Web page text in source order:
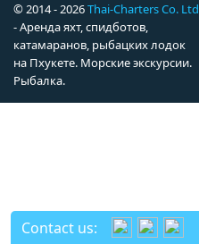
© 2014 - 2026Thai-Charters Co. Ltd
- Аренда яхт, спидботов,
катамаранов, рыбацких лодок
на Пхукете. Морские экскурсии.
Рыбалка.
Contact us: